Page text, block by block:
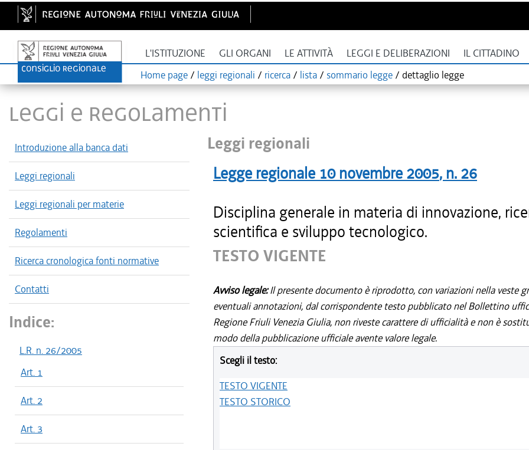
L'ISTITUZIONE GLI ORGANI LE ATTIVITÀ LEGGI E DELIBERAZIONI IL CITTADINO
Home page / leggi regionali / ricerca / lista / sommario legge / dettaglio legge
LEGGI E REGOLAMENTI
Introduzione alla banca dati
Leggi regionali
Leggi regionali per materie
Regolamenti
Ricerca cronologica fonti normative
Contatti
Indice:
L.R. n. 26/2005
Art. 1
Art. 2
Art. 3
Leggi regionali
Legge regionale 10 novembre 2005, n. 26
Disciplina generale in materia di innovazione,
scientifica e sviluppo tecnologico.
TESTO VIGENTE
Avviso legale:Il presente documento è riprodotto, con variazioni nella veste
eventuali annotazioni, dal corrispondente testo pubblicato nel Bollettino
Regione Friuli Venezia Giulia, non riveste carattere di ufficialità e non è
modo della pubblicazione ufficiale avente valore legale.
Scegli il testo:
TESTO VIGENTE
TESTO STORICO